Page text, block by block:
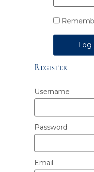
Alternative:
Register
Username
Password
Email